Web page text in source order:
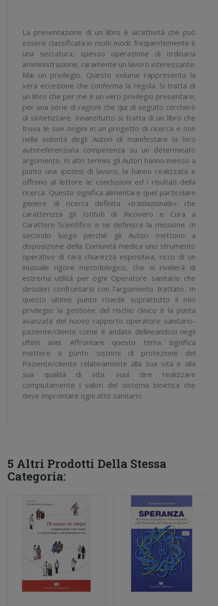
La presentazione di un libro è un’attività che può
essere classificata in molti modi: frequentemente è
una seccatura, spesso operazione di ordinaria
amministrazione, raramente un lavoro interessante.
Mai un privilegio. Questo volume rappresenta la
vera eccezione che conferma la regola. Si tratta di
un libro che per me è un vero privilegio presentare,
per una serie di ragioni che qui di seguito cercherò
di sintetizzare. Innanzitutto si tratta di un libro che
trova le sue origini in un progetto di ricerca e non
nella volontà degli Autori di manifestare la loro
autoreferenziata competenza su un determinato
argomento. In altri termini gli Autori hanno messo a
punto una ipotesi di lavoro, la hanno realizzata e
offrono al lettore le conclusioni ed i risultati della
ricerca. Questo significa alimentare quel particolare
genere di ricerca definita «traslazionale» che
caratterizza gli Istituti di Ricovero e Cura a
Carattere Scientifico e ne definisce la missione. In
secondo luogo perché gli Autori mettono a
disposizione della Comunità medica uno strumento
operativo di rara chiarezza espositiva, ricco di un
inusuale rigore metodologico, che si rivelerà di
estrema utilità per ogni Operatore sanitario che
desideri confrontarsi con l’argomento trattato. In
questo ultimo punto risiede soprattutto il mio
privilegio: la gestione del rischio clinico è la punta
avanzata del nuovo rapporto operatore sanitario-
paziente/cliente come è andato delineandosi negli
ultimi anni. Affrontare questo tema significa
mettere a punto sistemi di protezione del
Paziente/cliente relativamente alla sua vita e alla
sua qualità di vita: vuol dire realizzare
compiutamente i valori del sistema bioetica che
deve improntare ogni atto sanitario.
5 Altri Prodotti Della Stessa
Categoria: